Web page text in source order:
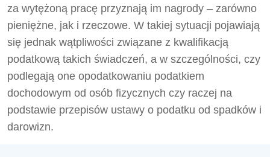
za wytężoną pracę przyznają im nagrody – zarówno
pieniężne, jak i rzeczowe. W takiej sytuacji pojawiają
się jednak wątpliwości związane z kwalifikacją
podatkową takich świadczeń, a w szczególności, czy
podlegają one opodatkowaniu podatkiem
dochodowym od osób fizycznych czy raczej na
podstawie przepisów ustawy o podatku od spadków i
darowizn.